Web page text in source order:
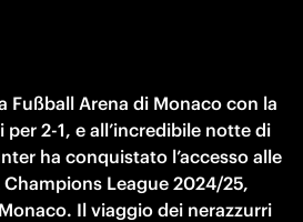
Fußball Arena di Monaco con la
2-1, e all’incredibile notte di
ha conquistato l’accesso alle
Champions League 2024/25,
Il viaggio dei nerazzurri